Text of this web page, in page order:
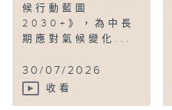
候行動藍圖
2030+》，為中長
期應對氣候變化...
30/07/2026
收看